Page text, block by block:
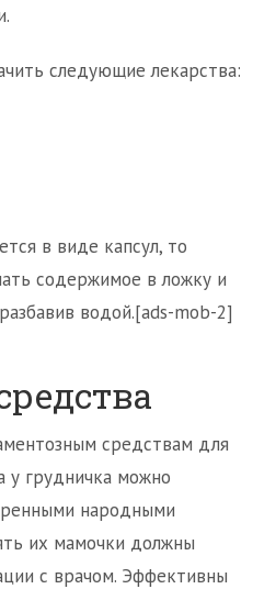
следующие лекарства:
в виде капсул, то
содержимое в ложку и
водой.[ads-mob-2]
средствам для
у грудничка можно
народными
их мамочки должны
с врачом. Эффективны